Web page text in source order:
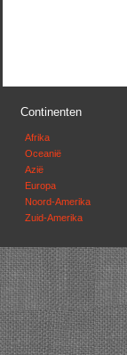
Continenten
Afrika
Oceanië
Azië
Europa
Noord-Amerika
Zuid-Amerika